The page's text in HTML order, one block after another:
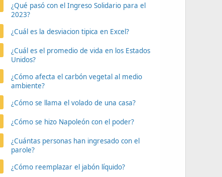
¿Qué pasó con el Ingreso Solidario para el
2023?
¿Cuál es la desviacion tipica en Excel?
¿Cuál es el promedio de vida en los Estados
Unidos?
¿Cómo afecta el carbón vegetal al medio
ambiente?
¿Cómo se llama el volado de una casa?
¿Cómo se hizo Napoleón con el poder?
¿Cuántas personas han ingresado con el
parole?
¿Cómo reemplazar el jabón líquido?